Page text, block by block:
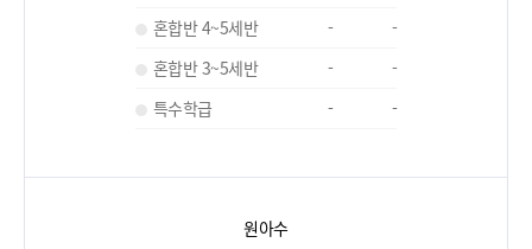
혼합반 4~5세반
-
-
혼합반 3~5세반
-
-
특수학급
- -
원아수